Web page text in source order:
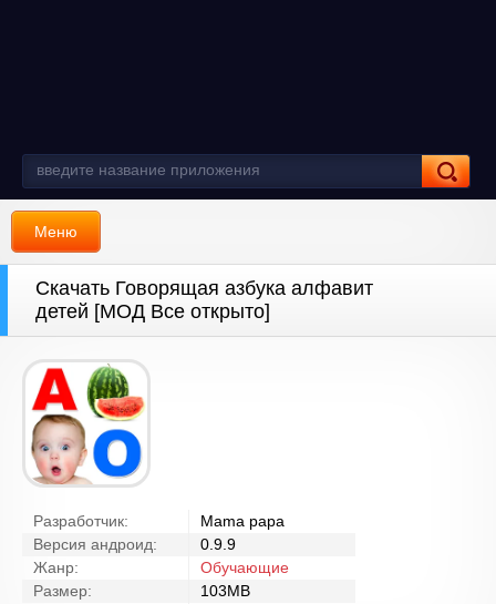
Меню
Скачать Говорящая азбука алфавит
детей [МОД Все открыто]
Разработчик:
Mama papa
Версия андроид:
0.9.9
Жанр:
Обучающие
Размер:
103MB